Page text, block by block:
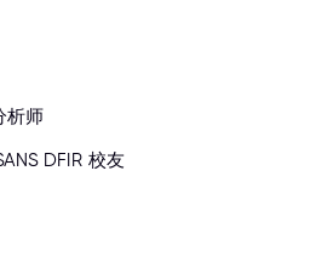
析师
DFIR 校友